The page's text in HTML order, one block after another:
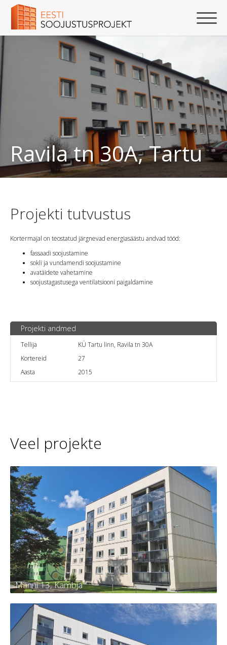
Ravila tn 30A, Tartu
Projekti tutvustus
Kortermajal on teostatud järgnevad energiasäästu andvad tööd:
fassaadi soojustamine
sokli ja vundamendi soojustamine
avatäidete vahetamine
soojustagastusega ventilatsiooni paigaldamine
Projekti andmed
Tellija
KÜ Tartu linn, Ravila tn 30A
Kortereid
27
Aasta
2015
Veel projekte
Männi 13, Kambja
Männi 13, Kambja